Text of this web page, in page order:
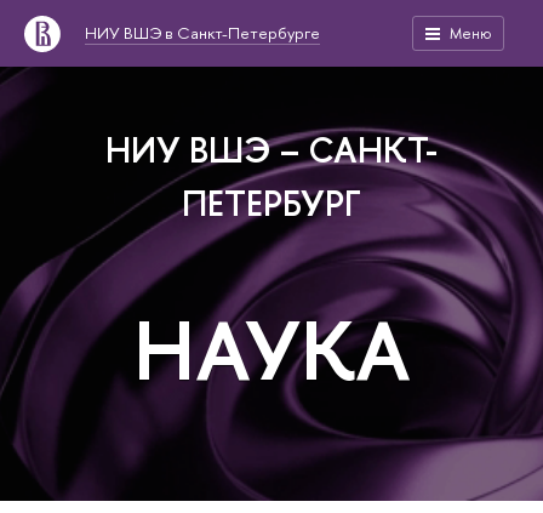
НИУ ВШЭ в Санкт-Петербурге Меню
НИУ ВШЭ – САНКТ-
ПЕТЕРБУРГ
НАУКА